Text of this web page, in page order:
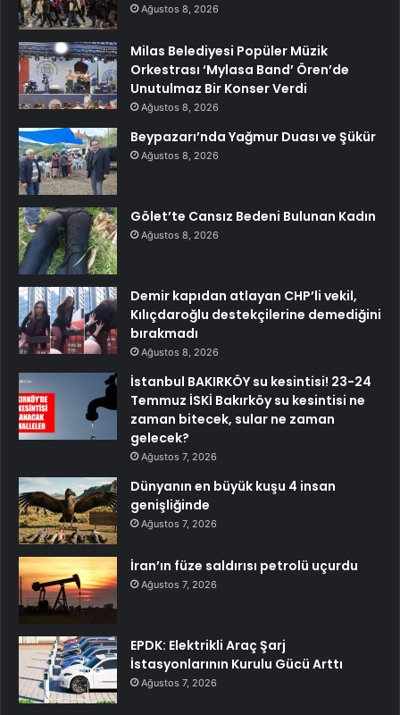
Ağustos 8, 2026
Milas Belediyesi Popüler Müzik
Orkestrası ‘Mylasa Band’ Ören’de
Unutulmaz Bir Konser Verdi
Ağustos 8, 2026
Beypazarı’nda Yağmur Duası ve Şükür
Ağustos 8, 2026
Gölet’te Cansız Bedeni Bulunan Kadın
Ağustos 8, 2026
Demir kapıdan atlayan CHP’li vekil,
Kılıçdaroğlu destekçilerine demediğini
bırakmadı
Ağustos 8, 2026
İstanbul BAKIRKÖY su kesintisi! 23-24
Temmuz İSKİ Bakırköy su kesintisi ne
zaman bitecek, sular ne zaman
gelecek?
Ağustos 7, 2026
Dünyanın en büyük kuşu 4 insan
genişliğinde
Ağustos 7, 2026
İran’ın füze saldırısı petrolü uçurdu
Ağustos 7, 2026
EPDK: Elektrikli Araç Şarj
İstasyonlarının Kurulu Gücü Arttı
Ağustos 7, 2026